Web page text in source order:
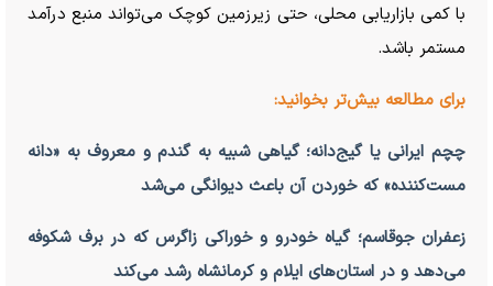
با کمی بازاریابی محلی، حتی زیرزمین کوچک می‌تواند منبع درآمد
مستمر باشد.
برای مطالعه بیش‌تر بخوانید:
چچم ایرانی یا گیج‌دانه؛ گیاهی شبیه به گندم و معروف به «دانه
مست‌کننده» که خوردن آن باعث دیوانگی می‌شد
زعفران جوقاسم؛ گیاه خودرو و خوراکی زاگرس که در برف شکوفه
می‌دهد و در استان‌های ایلام و کرمانشاه رشد می‌کند